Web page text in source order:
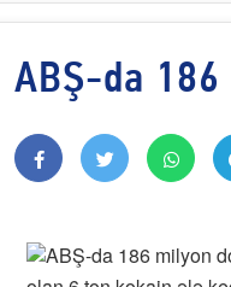
Yaxın Şərqdəki
müharibənin qısa
ABŞ-da